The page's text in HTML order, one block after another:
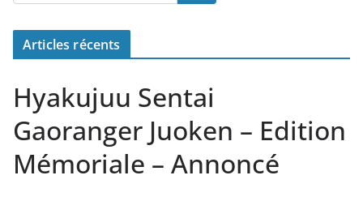
Articles récents
Hyakujuu Sentai
Gaoranger Juoken – Edition
Mémoriale – Annoncé